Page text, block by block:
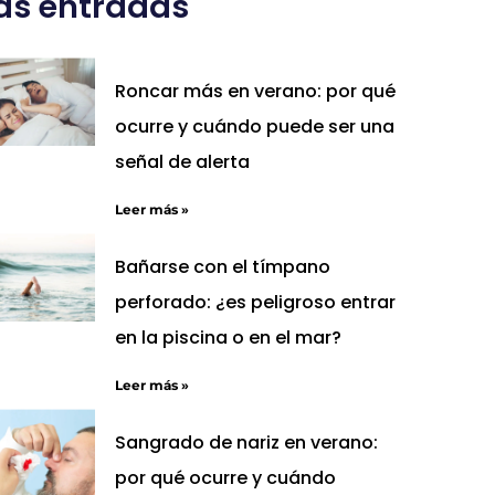
Roncar más en verano: por qué
ocurre y cuándo puede ser una
señal de alerta
Leer más »
Bañarse con el tímpano
perforado: ¿es peligroso entrar
en la piscina o en el mar?
Leer más »
Sangrado de nariz en verano:
por qué ocurre y cuándo